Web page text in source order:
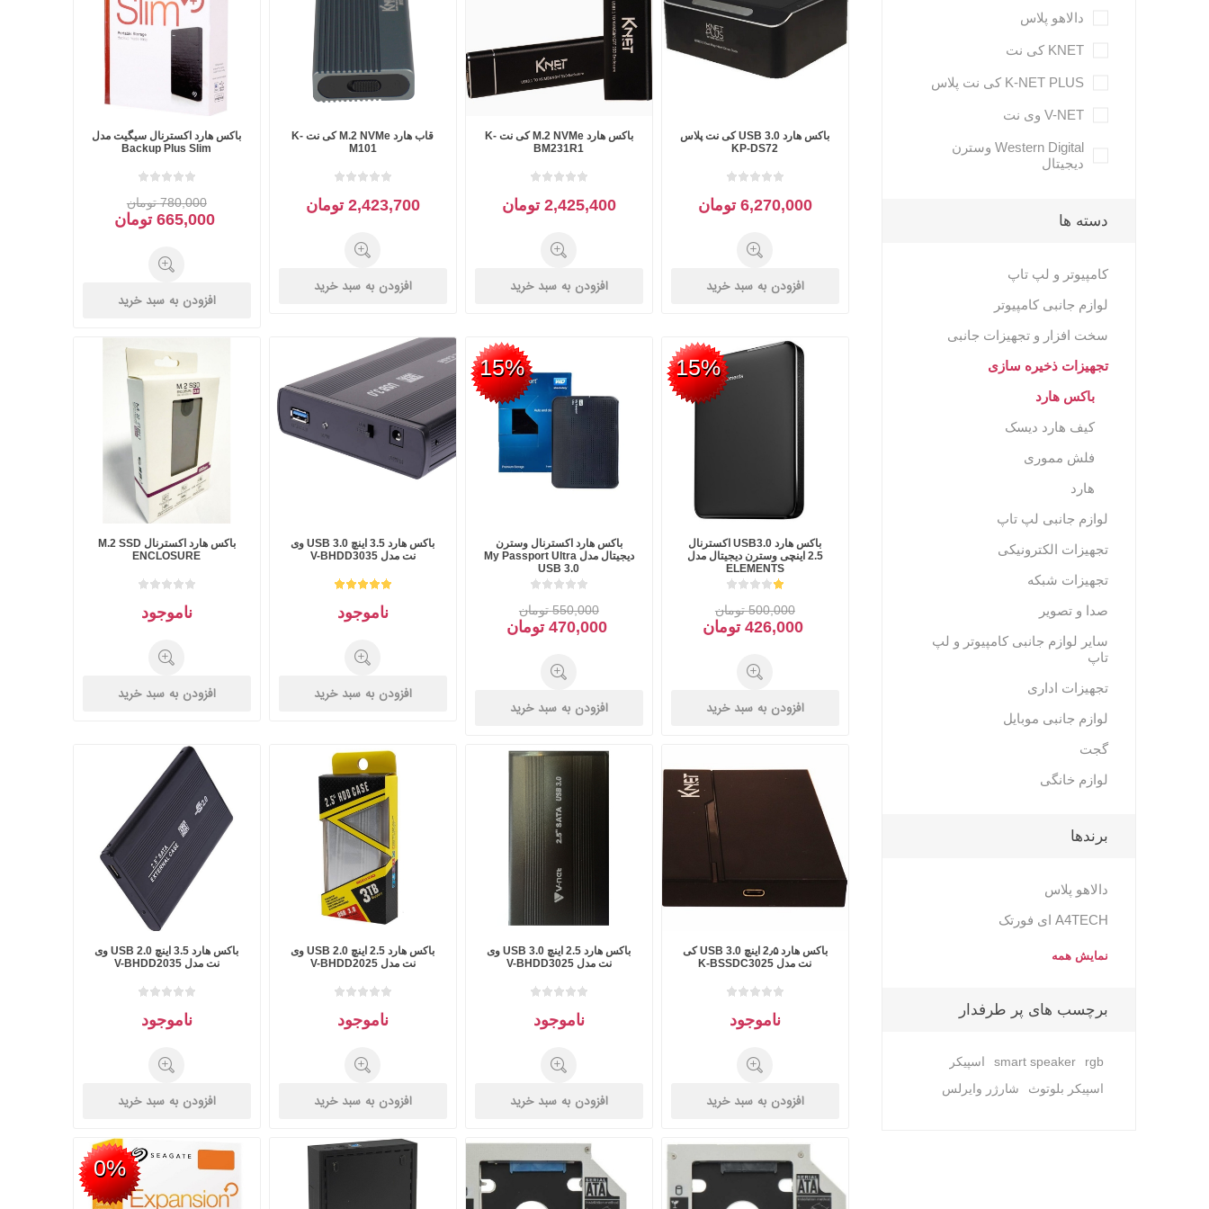
هدفون
پد
کاور
لوازم
شبکه
و پریز
شبکه
-
رابط
سوییچ،
و
میکروفونرینگ
تجهیزات اداری
Armo آرمو ANKER انکر PNY پی ان وای RAZER ریزر
REDRAGON
Negin نگین
DEEPCOOL دیپ
باکس هارد USB 3.0 کی نت پلاس
KP-DS72
6,270,000 تومان
افزودن به سبد خرید
باکس هارد M.2 NVMe کی نت K-
BM231R1
2,425,400 تومان
افزودن به سبد خرید
قاب هارد M.2 NVMe کی نت K-
M101
2,423,700 تومان
افزودن به سبد خرید
باکس هارد اکسترنال سیگیت مدل
Backup Plus Slim
780,000 تومان
665,000 تومان
افزودن به سبد خرید
15%
باکس هارد USB3.0 اکسترنال
2.5 اینچی وسترن دیجیتال مدل
ELEMENTS
500,000 تومان
426,000 تومان
افزودن به سبد خرید
15%
باکس هارد اکسترنال وسترن
دیجیتال مدل My Passport Ultra
USB 3.0
550,000 تومان
470,000 تومان
افزودن به سبد خرید
باکس هارد 3.5 اینچ USB 3.0 وی
نت مدل V-BHDD3035
ناموجود
افزودن به سبد خرید
باکس هارد اکسترنال M.2 SSD
ENCLOSURE
ناموجود
افزودن به سبد خرید
باکس هارد 2٫۵ اینچ USB 3.0 کی
نت مدل K-BSSDC3025
ناموجود
افزودن به سبد خرید
باکس هارد 2.5 اینچ USB 3.0 وی
نت مدل V-BHDD3025
ناموجود
افزودن به سبد خرید
باکس هارد 2.5 اینچ USB 2.0 وی
نت مدل V-BHDD2025
ناموجود
افزودن به سبد خرید
باکس هارد 3.5 اینچ USB 2.0 وی
نت مدل V-BHDD2035
ناموجود
افزودن به سبد خرید
0%
دالاهو پلاس
KNET کی نت
K-NET PLUS کی نت پلاس
V-NET وی نت
Western Digital وسترن
دیجیتال
دسته ها
کامپیوتر و لپ تاپ
لوازم جانبی کامپیوتر
سخت افزار و تجهیزات جانبی
تجهیزات ذخیره سازی
باکس هارد
کیف هارد دیسک
فلش مموری
هارد
لوازم جانبی لپ تاپ
تجهیزات الکترونیکی
تجهیزات شبکه
صدا و تصویر
سایر لوازم جانبی کامپیوتر و لپ
تاپ
تجهیزات اداری
لوازم جانبی موبایل
گجت
لوازم خانگی
برندها
دالاهو پلاس
A4TECH ای فورتک
نمایش همه
برچسب های پر طرفدار
rgb
smart speaker
اسپیکر
اسپیکر بلوتوث
شارژر وایرلس